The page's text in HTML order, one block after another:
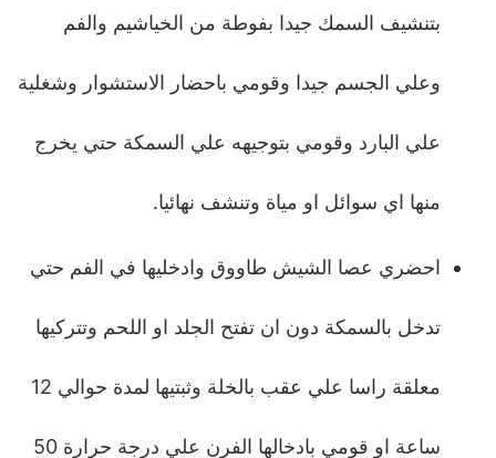
بتنشيف السمك جيدا بفوطة من الخياشيم والفم
وعلي الجسم جيدا وقومي باحضار الاستشوار وشغلية
علي البارد وقومي بتوجيهه علي السمكة حتي يخرج
منها اي سوائل او مياة وتنشف نهائيا.
احضري عصا الشيش طاووق وادخليها في الفم حتي
تدخل بالسمكة دون ان تفتح الجلد او اللحم وتتركيها
معلقة راسا علي عقب بالخلة وثبتيها لمدة حوالي 12
ساعة او قومي بادخالها الفرن علي درجة حرارة 50